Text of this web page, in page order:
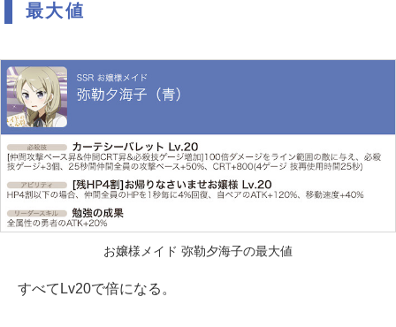
最大値
お嬢様メイド 弥勒夕海子の最大値
すべてLv20で倍になる。